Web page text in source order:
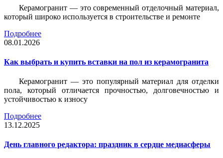
Керамогранит — это современный отделочный материал,
который широко используется в строительстве и ремонте
Подробнее
08.01.2026
Как выбрать и купить вставки на пол из керамогранита
Керамогранит — это популярный материал для отделки
пола, который отличается прочностью, долговечностью и
устойчивостью к износу
Подробнее
13.12.2025
День главного редактора: праздник в сердце медиасферы